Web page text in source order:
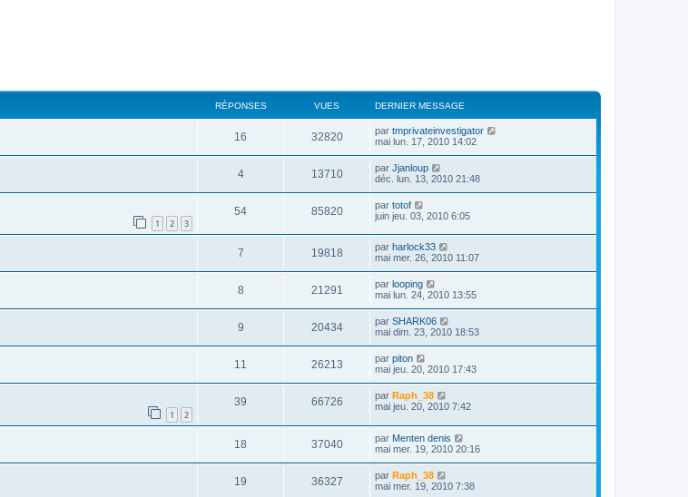
RÉPONSES VUES DERNIER MESSAGE
16 32820 par tmprivateinvestigator
mai lun. 17, 2010 14:02
4 13710 par Jjanloup
déc. lun. 13, 2010 21:48
1 2 3
54 85820 par totof
juin jeu. 03, 2010 6:05
7 19818 par harlock33
mai mer. 26, 2010 11:07
8 21291 par looping
mai lun. 24, 2010 13:55
9 20434 par SHARK06
mai dim. 23, 2010 18:53
11 26213 par piton
mai jeu. 20, 2010 17:43
1 2
39 66726 par Raph_38
mai jeu. 20, 2010 7:42
18 37040 par Menten denis
mai mer. 19, 2010 20:16
19 36327 par Raph_38
mai mer. 19, 2010 7:38